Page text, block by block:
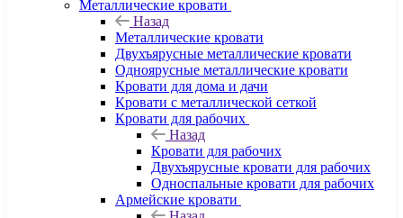
Металлические кровати
Назад
Металлические кровати
Двухъярусные металлические кровати
Одноярусные металлические кровати
Кровати для дома и дачи
Кровати с металлической сеткой
Кровати для рабочих
Назад
Кровати для рабочих
Двухъярусные кровати для рабочих
Односпальные кровати для рабочих
Армейские кровати